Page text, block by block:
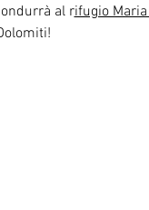
al rifugio